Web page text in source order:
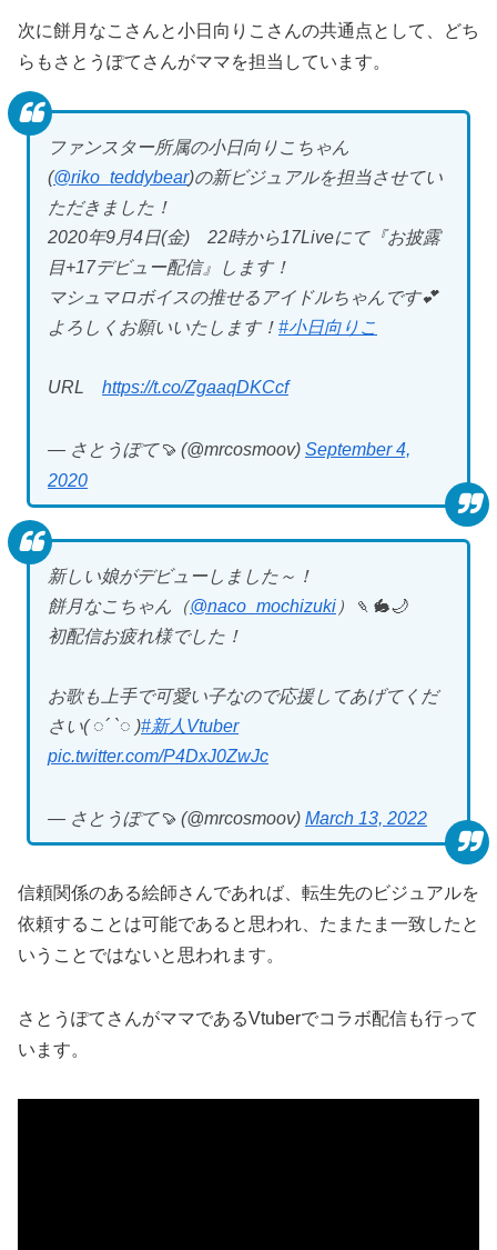
次に餅月なこさんと小日向りこさんの共通点として、どち
らもさとうぽてさんがママを担当しています。
ファンスター所属の小日向りこちゃん
(@riko_teddybear)の新ビジュアルを担当させてい
ただきました！
2020年9月4日(金) 22時から17Liveにて『お披露
目+17デビュー配信』します！
マシュマロボイスの推せるアイドルちゃんです💕
よろしくお願いいたします！ #小日向りこ
URL https://t.co/ZgaaqDKCcf
— さとうぽて🍠 (@mrcosmoov) September 4,
2020
新しい娘がデビューしました～！
餅月なこちゃん（@naco_mochizuki ）🍡🐇🌙
初配信お疲れ様でした！
お歌も上手で可愛い子なので応援してあげてくだ
さい( ◌´ `◌ )#新人Vtuber
pic.twitter.com/P4DxJ0ZwJc
— さとうぽて🍠 (@mrcosmoov) March 13, 2022
信頼関係のある絵師さんであれば、転生先のビジュアルを
依頼することは可能であると思われ、たまたま一致したと
いうことではないと思われます。
さとうぽてさんがママであるVtuberでコラボ配信も行って
います。